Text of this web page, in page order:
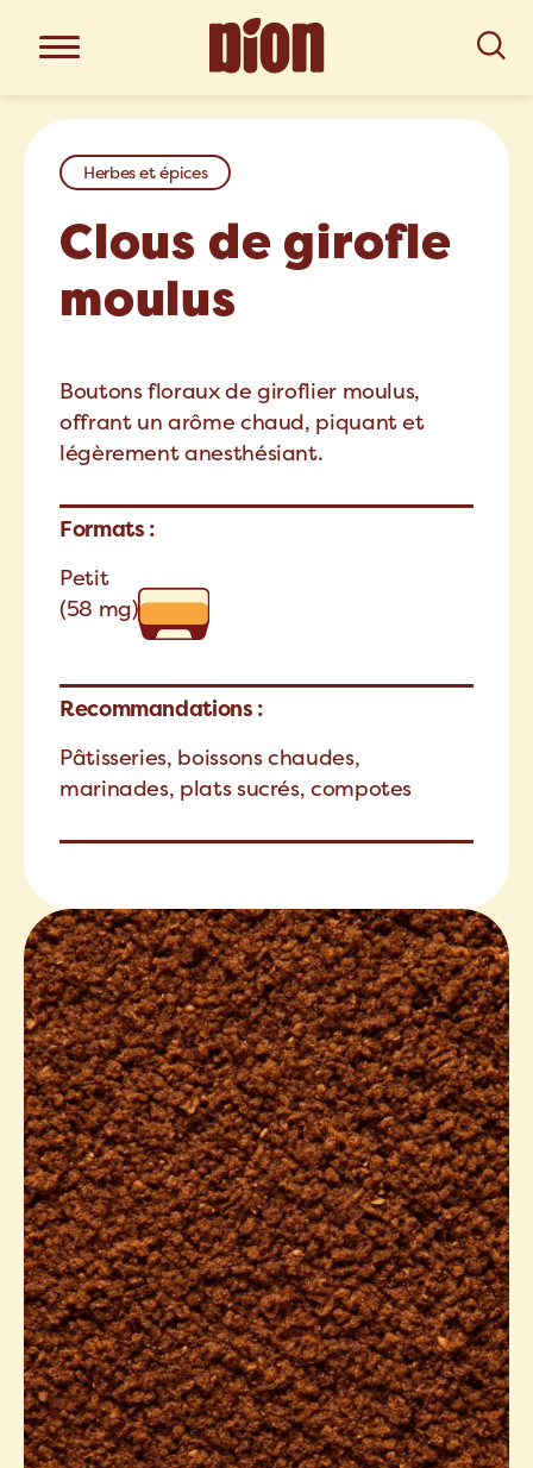
Herbes et épices
Clous de girofle
moulus
Boutons floraux de giroflier moulus,
offrant un arôme chaud, piquant et
légèrement anesthésiant.
Formats :
Petit
(58 mg)
Recommandations :
Pâtisseries, boissons chaudes,
marinades, plats sucrés, compotes